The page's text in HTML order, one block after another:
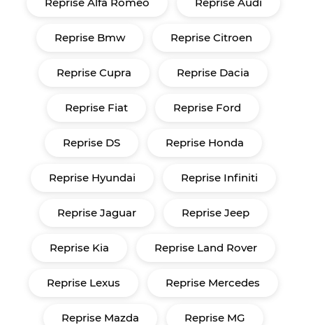
Reprise Bmw Reprise Citroen
Reprise Cupra Reprise Dacia
Reprise Fiat Reprise Ford
Reprise DS Reprise Honda
Reprise Hyundai Reprise Infiniti
Reprise Jaguar Reprise Jeep
Reprise Kia Reprise Land Rover
Reprise Lexus Reprise Mercedes
Reprise Mazda Reprise MG